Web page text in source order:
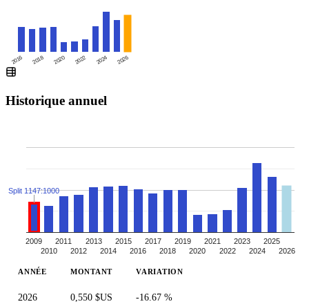
2016 2018 2020 2022 2024 2026
Historique annuel
2009
2010
2011
2012
2013
2014
2015
2016
2017
2018
2019
2020
2021
2022
2023
2024
2025
2026
Split 1147:1000
ANNÉE MONTANT VARIATION
2026 0,550 $US -16.67 %